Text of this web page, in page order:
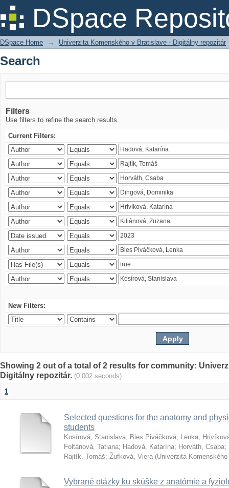
DSpace
Search
DSpace Home → Univerzita Komenského v Bratislave - Digitálny repozitár
Search
Filters
Use filters to refine the search results.
Current Filters:
New Filters:
Showing 2 out of a total of 2 results for community:
Digitálny repozitár. (0.002 seconds)
1
Selected questions for the anatomy and
students
Kosírová, Stanislava; Bies Piváčková, Lenka;
Foltánová, Tatiana; Hadová, Katarína; Horváth, Csaba;
Rajtík, Tomáš; Žufková, Viera (Univerzita
Vybrané otázky ku skúške z anatómie a